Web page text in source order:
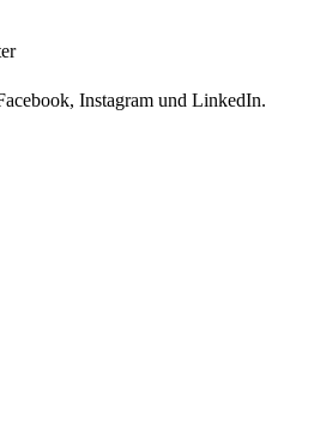
Instagram und LinkedIn.